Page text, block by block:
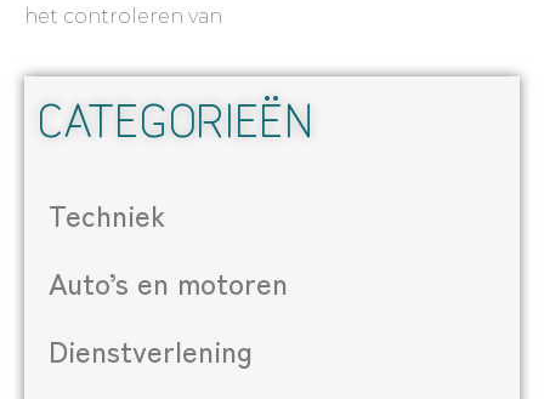
het controleren van
CATEGORIEËN
Techniek
Auto’s en motoren
Dienstverlening